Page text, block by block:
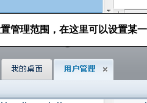
管理范围，在这里可以设置某